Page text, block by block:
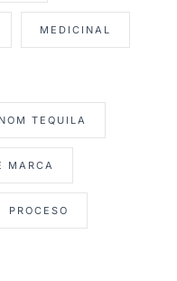
MEDICINAL
NOM TEQUILA
MARCA
PROCESO